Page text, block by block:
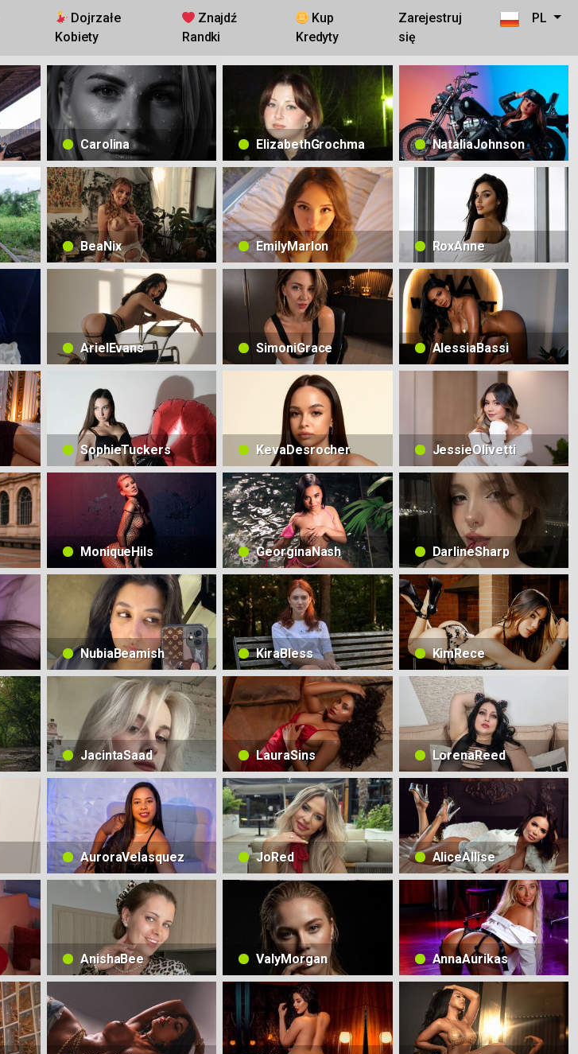
Dojrzałe
Kobiety
Znajdź
Randki
Kup
Kredyty
Zarejestruj
się
PL
Carolina ElizabethGrochma NataliaJohnson
BeaNix EmilyMarlon RoxAnne
ArielEvans SimoniGrace AlessiaBassi
SophieTuckers KevaDesrocher JessieOlivetti
MoniqueHils GeorginaNash DarlineSharp
NubiaBeamish KiraBless KimRece
JacintaSaad LauraSins LorenaReed
AuroraVelasquez JoRed AliceAllise
AnishaBee ValyMorgan AnnaAurikas